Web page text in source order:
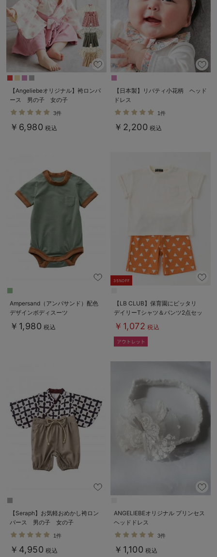
【Angeliebeオリジナル】袴ロンパ
ース 男の子 女の子
3件
￥6,980 税込
【日本製】リバティ小花柄 ヘッド
ドレス
1件
￥2,200 税込
Ampersand（アンパサンド）配色
デザインボディスーツ
￥1,980 税込
35%OFF
【LB CLUB】保育園にピッタリ
デイリーTシャツ＆パンツ2点セッ
ト￥1,072 税込
【Seraph】お気軽おめかし袴ロン
パース 男の子 女の子
1件
￥4,950 税込
ANGELIEBEオリジナル プリンセス
ヘッドドレス
3件
￥1,100 税込